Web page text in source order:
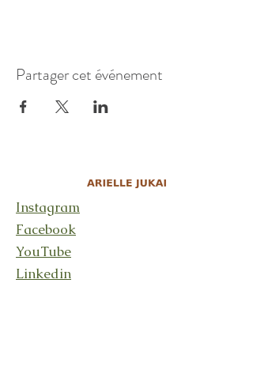
Connexion aux Esprits de la Nature
Prix : CHF50
Partager cet événement
Instagram
Facebook
YouTube
Linkedin